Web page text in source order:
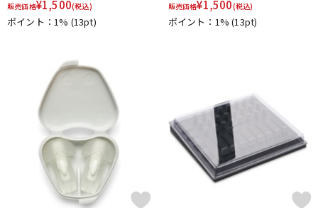
SSL(Solid State Logic)
Steinberg
Steven Slate Audio
stokyo
STREZOV SAMPLING Studiologic
SynchroArts
TOONTRACK
Tracktion
u-he（ユーヒー）
Universal Audio
unknown
UVI Vengeance Sound VI Labs
Vital Arts
Waldorf Wave Machine Labs
WaveDNA
WAVES
Whirlwind xlnaudio
XSONIC
YAMAHA
ZAOR ZOOM
販売価格¥1,500(税込)
ポイント：1% (13pt)
販売価格¥1,500(税込)
ポイント：1%(13pt)